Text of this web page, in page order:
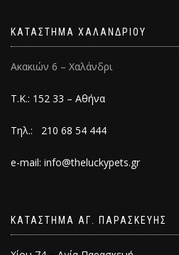
ΚΑΤΑΣΤΗΜΑ ΧΑΛΑΝΔΡΙΟΥ
Ακακιών 6 – Χαλάνδρι
Τ.Κ.: 152 33 – Αθήνα
Τηλ.: 210 68 54 444
e-mail: info@theluckypets.gr
ΚΑΤΑΣΤΗΜΑ ΑΓ. ΠΑΡΑΣΚΕΥΗΣ